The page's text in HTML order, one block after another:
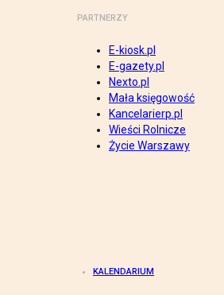
PARTNERZY
E-kiosk.pl
E-gazety.pl
Nexto.pl
Mała księgowość
Kancelarierp.pl
Wieści Rolnicze
Życie Warszawy
KALENDARIUM